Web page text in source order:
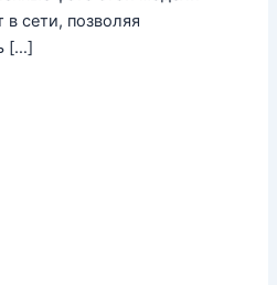
в сети, позволяя
[…]